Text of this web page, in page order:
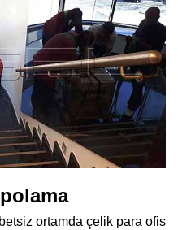
ortamda çelik para ofis